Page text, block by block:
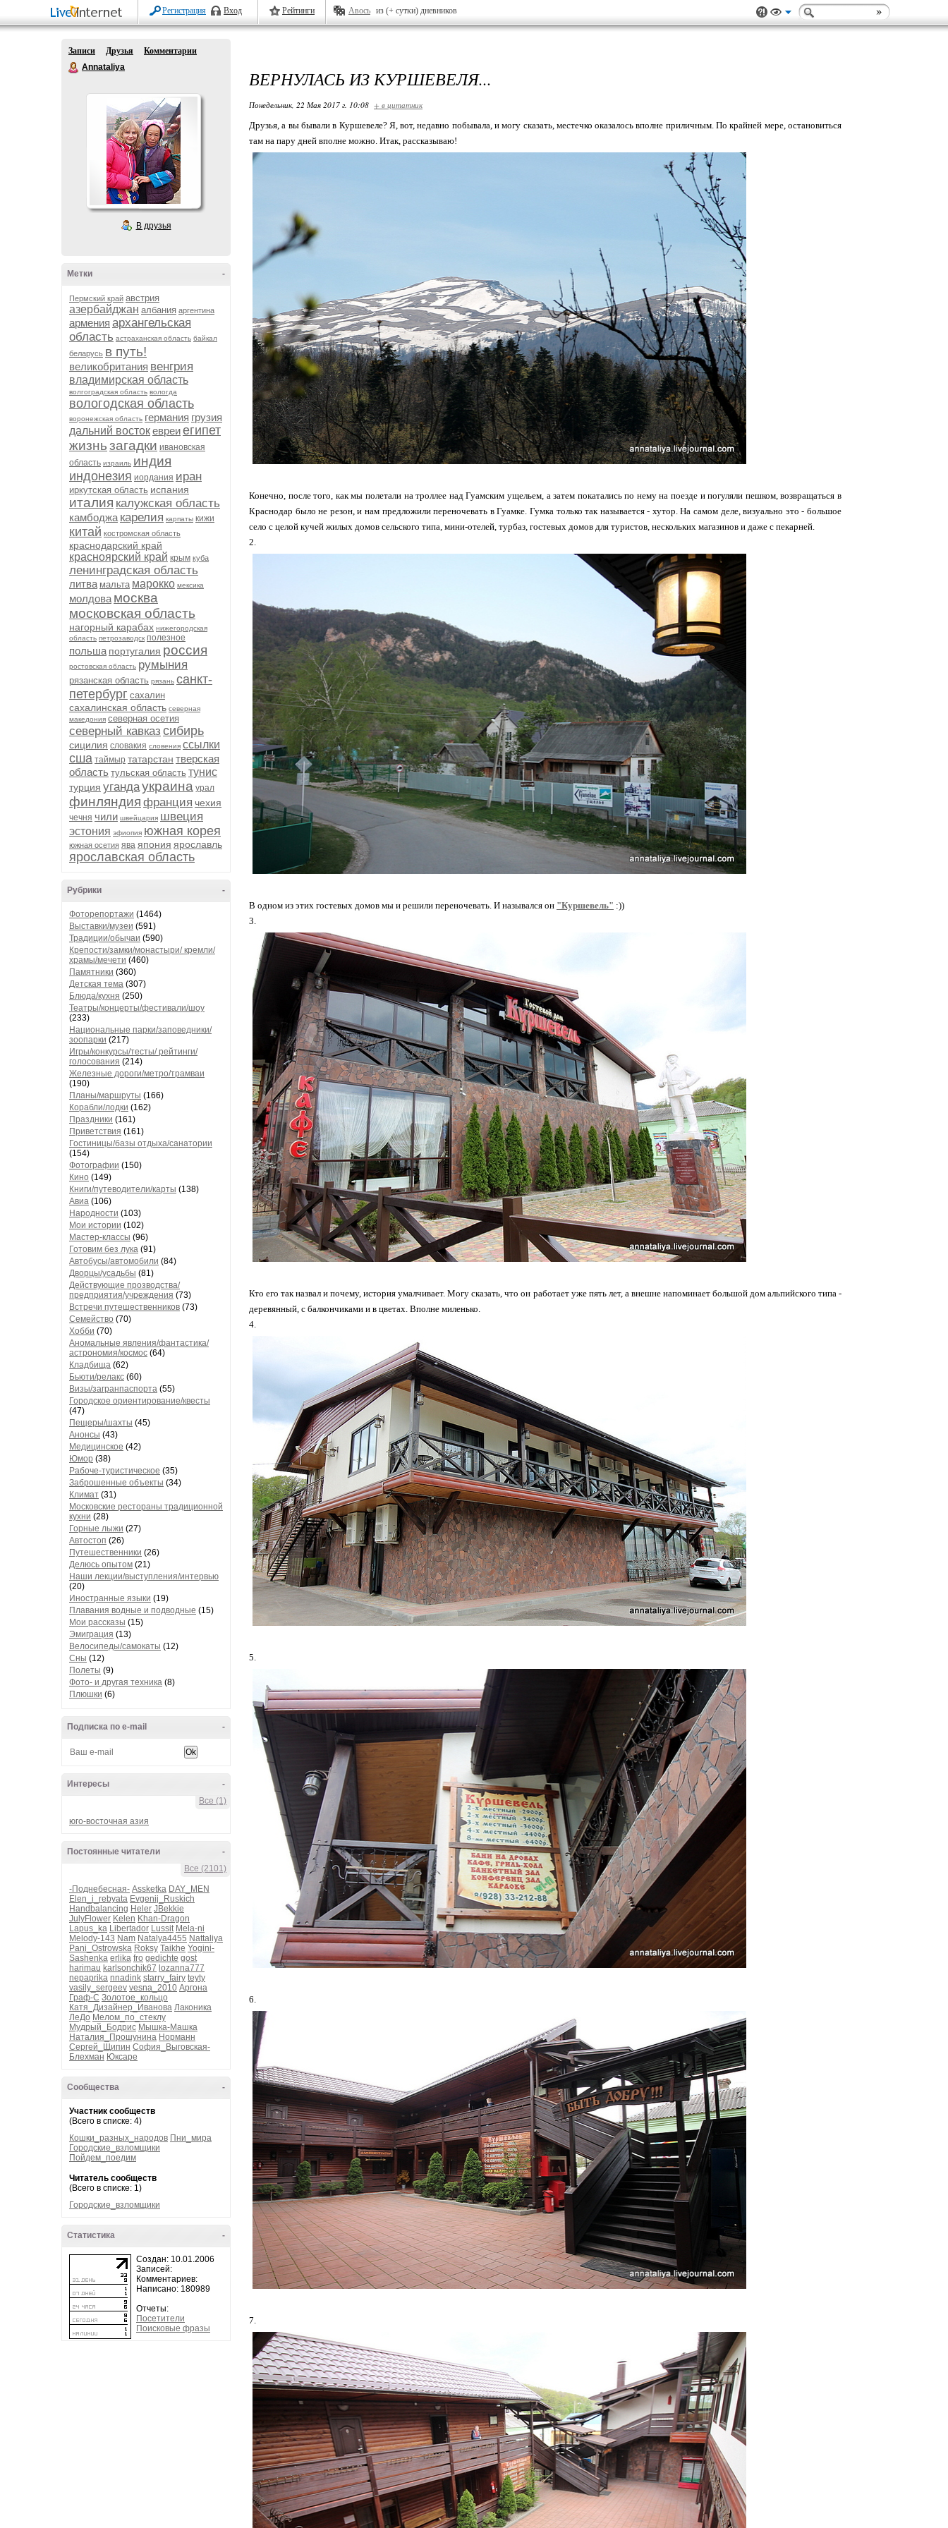
Регистрация Вход Рейтинги Авось из (+ сутки) дневников
Записи Друзья
Комментарии
Annataliya
В друзья
-
Метки
Пермский край австрия
азербайджан албания аргентина
армения архангельская
область астраханская область байкал
беларусь в путь!
великобритания венгрия
владимирская область
волгоградская область вологда
вологодская область
воронежская область германия грузия
дальний востокевреиегипет
жизньзагадки ивановская
область израиль индия
индонезия иордания иран
иркутская область испания
италия калужская область
камбоджа карелия карпаты кижи
китай костромская область
краснодарский край
красноярский край крым куба
ленинградская область
литва мальта марокко мексика
молдова москва
московская область
нагорный карабах нижегородская
область петрозаводск полезное
польша португалия россия
ростовская область румыния
рязанская область рязань санкт-
петербург сахалин
сахалинская область северная
македония северная осетия
северный кавказ сибирь
сицилия словакия словения ссылки
сша таймыр татарстан тверская
область тульская область тунис
турция угандаукраина урал
финляндия франция чехия
чечня чили швейцария швеция
эстония эфиопия южная корея
южная осетия ява япония ярославль
ярославская область
-
Рубрики
Фоторепортажи (1464)
Выставки/музеи (591)
Традиции/обычаи (590)
Крепости/замки/монастыри/ кремли/
храмы/мечети (460)
Памятники (360)
Детская тема (307)
Блюда/кухня (250)
Театры/концерты/фестивали/шоу
(233)
Национальные парки/заповедники/
зоопарки (217)
Игры/конкурсы/тесты/ рейтинги/
голосования (214)
Железные дороги/метро/трамваи
(190)
Планы/маршруты (166)
Корабли/лодки (162)
Праздники (161)
Приветствия (161)
Гостиницы/базы отдыха/санатории
(154)
Фотографии (150)
Кино (149)
Книги/путеводители/карты (138)
Авиа (106)
Народности (103)
Мои истории (102)
Мастер-классы (96)
Готовим без лука (91)
Автобусы/автомобили (84)
Дворцы/усадьбы (81)
Действующие прозводства/
предприятия/учреждения (73)
Встречи путешественников (73)
Семейство (70)
Хобби (70)
Аномальные явления/фантастика/
астрономия/космос (64)
Кладбища (62)
Бьюти/релакс (60)
Визы/загранпаспорта (55)
Городское ориентирование/квесты
(47)
Пещеры/шахты (45)
Анонсы (43)
Медицинское (42)
Юмор (38)
Рабоче-туристическое (35)
Заброшенные объекты (34)
Климат (31)
Московские рестораны традиционной
кухни (28)
Горные лыжи (27)
Автостоп (26)
Путешественники (26)
Делюсь опытом (21)
Наши лекции/выступления/интервью
(20)
Иностранные языки (19)
Плавания водные и подводные (15)
Мои рассказы (15)
Эмиграция (13)
Велосипеды/самокаты (12)
Сны (12)
Полеты (9)
Фото- и другая техника (8)
Плюшки (6)
-
Подписка по e-mail
-
Интересы
Все (1)
юго-восточная азия
-
Постоянные читатели
Все (2101)
-Поднебесная- Assketka DAY_MEN
Elen_i_rebyata Evgenij_Ruskich
Handbalancing Heler JBekkie
JulyFlower Kelen Khan-Dragon
Lapus_ka Libertador Lussit Mela-ni
Melody-143 Nam Natalya4455 Nattaliya
Pani_Ostrowska Roksy Taikhe Yogini-
Sashenka erlika fro gedichte gost
harimau karlsonchik67 lozanna777
nepaprika nnadink starry_fairy teyty
vasily_sergeev vesna_2010 Аргона
Граф-С Золотое_кольцо
Катя_Дизайнер_Иванова Лаконика
ЛеДо Мелом_по_стеклу
Мудрый_Бодрис Мышка-Машка
Наталия_Прошунина Норманн
Сергей_Щипин София_Выговская-
Блехман Юксаре
-
Сообщества
Участник сообществ
(Всего в списке: 4)
Кошки_разных_народов Пни_мира
Городские_взломщики
Пойдем_поедим
Читатель сообществ
(Всего в списке: 1)
Городские_взломщики
-
Статистика
Создан: 10.01.2006
Записей:
Комментариев:
Написано: 180989
Отчеты:
Посетители
Поисковые фразы
ВЕРНУЛАСЬ ИЗ КУРШЕВЕЛЯ...
Понедельник, 22 Мая 2017 г. 10:08 + в цитатник
Друзья, а вы бывали в Куршевеле? Я, вот, недавно побывала, и могу сказать, местечко оказалось вполне приличным. По крайней мере, остановиться
там на пару дней вполне можно. Итак, рассказываю!
Конечно, после того, как мы полетали на троллее над Гуамским ущельем, а затем покатались по нему на поезде и погуляли пешком, возвращаться в
Краснодар было не резон, и нам предложили переночевать в Гуамке. Гумка только так называется - хутор. На самом деле, визуально это - большое
село с целой кучей жилых домов сельского типа, мини-отелей, турбаз, гостевых домов для туристов, нескольких магазинов и даже с пекарней.
2.
В одном из этих гостевых домов мы и решили переночевать. И назывался он "Куршевель" :))
3.
Кто его так назвал и почему, история умалчивает. Могу сказать, что он работает уже пять лет, а внешне напоминает большой дом альпийского типа -
деревянный, с балкончиками и в цветах. Вполне миленько.
4.
5.
6.
7.